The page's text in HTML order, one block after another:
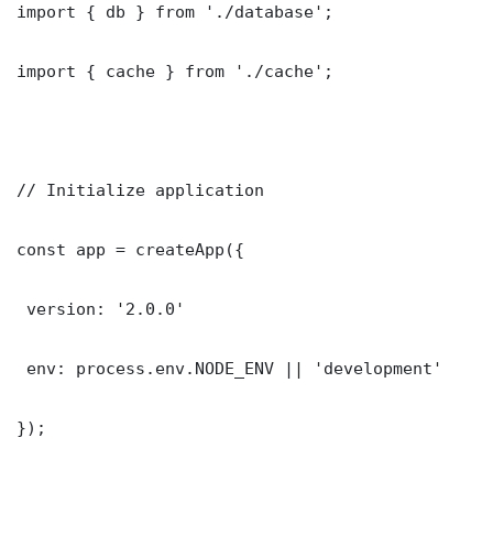
import { db } from './database';
import { cache } from './cache';
// Initialize application
const app = createApp({
version: '2.0.0'
env: process.env.NODE_ENV || 'development'
});